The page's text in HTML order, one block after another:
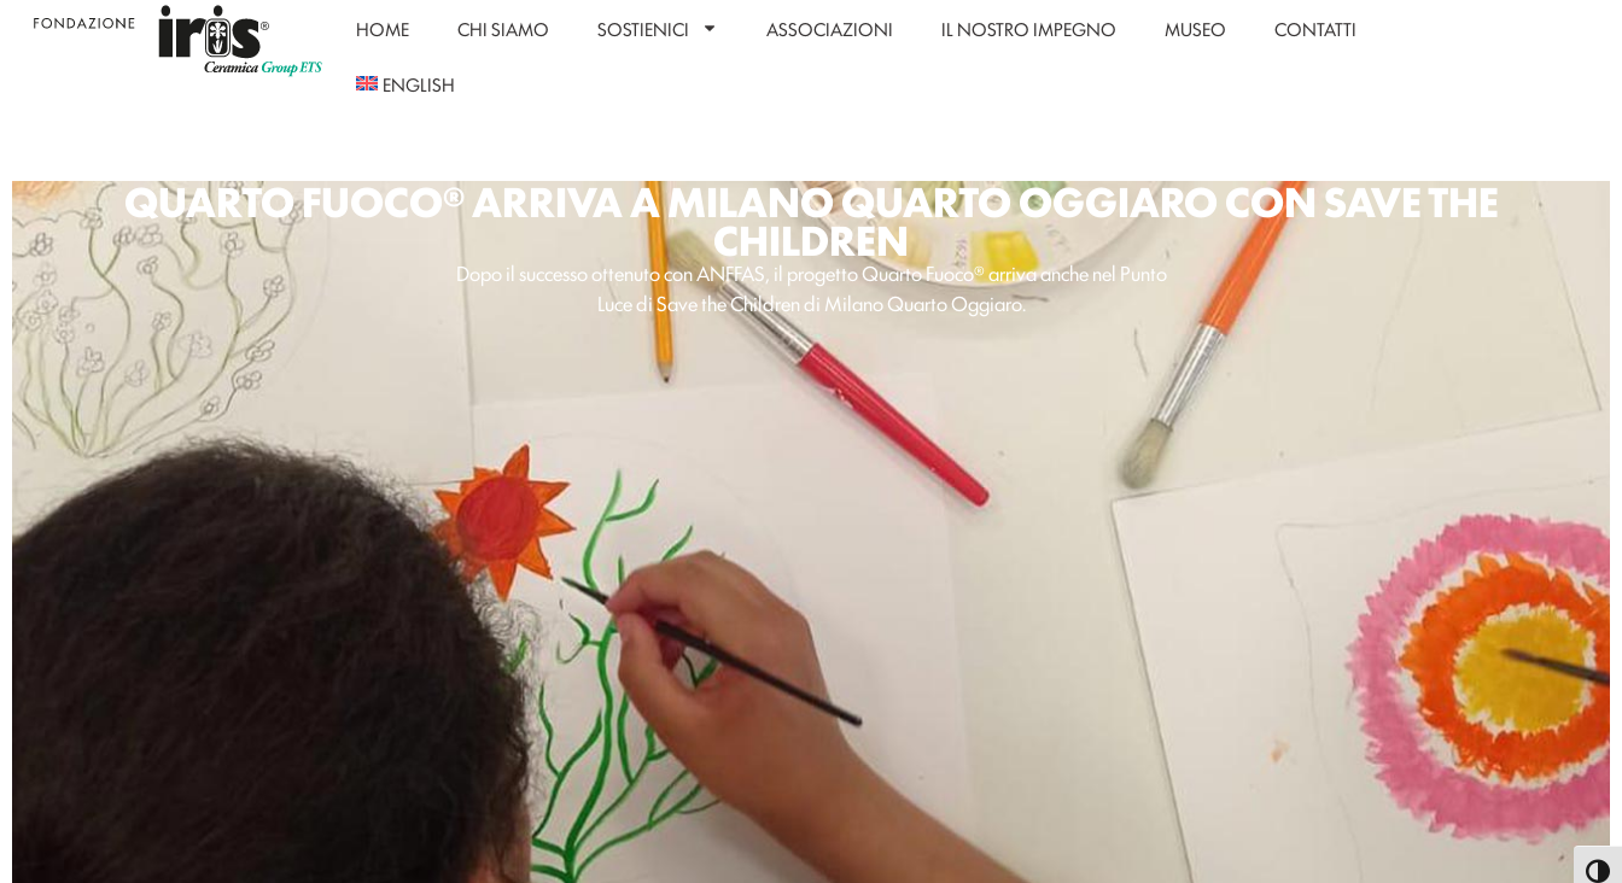
HOME CHI SIAMO SOSTIENICI ASSOCIAZIONI IL NOSTRO IMPEGNO MUSEO CONTATTI
ENGLISH
QUARTO FUOCO® ARRIVA A MILANO QUARTO OGGIARO CON SAVE THE
CHILDREN
Dopo il successo ottenuto con ANFFAS, il progetto Quarto Fuoco® arriva anche nel Punto
Luce di Save the Children di Milano Quarto Oggiaro.